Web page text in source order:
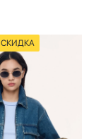
СКИДКА